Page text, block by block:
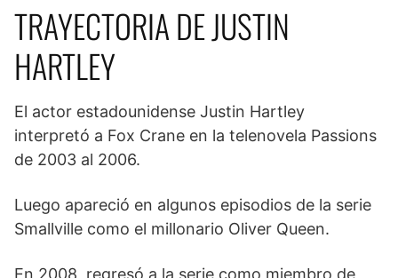
TRAYECTORIA DE JUSTIN
HARTLEY
El actor estadounidense Justin Hartley
interpretó a Fox Crane en la telenovela Passions
de 2003​ al 2006.
Luego apareció en algunos episodios de la serie
Smallville como el millonario Oliver Queen.
En 2008, regresó a la serie como miembro de